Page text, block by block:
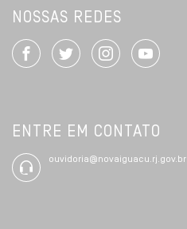
NOSSAS REDES
ENTRE EM CONTATO
ouvidoria@novaiguacu.rj.gov.br